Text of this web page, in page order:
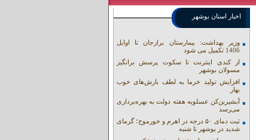
اخبار استان بوشهر
وزیر بهداشت: بیمارستان برازجان تا اوایل
1406 تکمیل می شود
از کندی اینترنت تا سکوت پرسش برانگیز
مسولان بوشهر
افزایش تولید خرما به لطف بارش‌های خوب
بهار
آبشیرین‌کن عسلویه هفته دولت به بهره‌برداری
می‌رسد
ثبت دمای ۵۰ درجه در اهرم و خورموج؛ گرمای
شدید در بوشهر تا شنبه